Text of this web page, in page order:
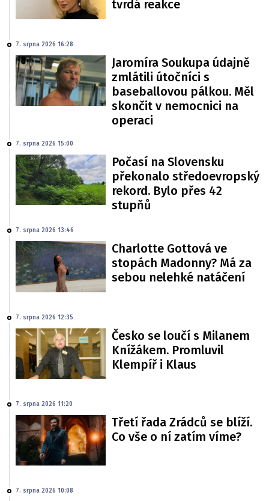
tvrdá reakce
7. srpna 2026 16:28
Jaromíra Soukupa údajně
zmlátili útočníci s
baseballovou pálkou. Měl
skončit v nemocnici na
operaci
7. srpna 2026 15:00
Počasí na Slovensku
překonalo středoevropský
rekord. Bylo přes 42
stupňů
7. srpna 2026 13:46
Charlotte Gottová ve
stopách Madonny? Má za
sebou nelehké natáčení
7. srpna 2026 12:35
Česko se loučí s Milanem
Knížákem. Promluvil
Klempíř i Klaus
7. srpna 2026 11:20
Třetí řada Zrádců se blíží.
Co vše o ní zatím víme?
7. srpna 2026 10:08